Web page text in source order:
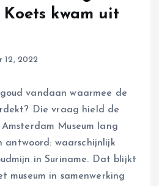
kwam uit
12, 2022
vandaan waarmee de
Die vraag hield de
Museum lang
antwoord: waarschijnlijk
in Suriname. Dat blijkt
museum in samenwerking